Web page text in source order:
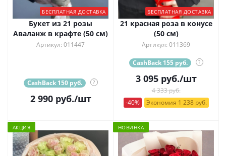
БЕСПЛАТНАЯ ДОСТАВКА
Букет из 21 розы
Аваланж в крафте (50 см)
Артикул: 011447
CashBack 150 руб. ?
2 990руб./шт
БЕСПЛАТНАЯ ДОСТАВКА
21 красная роза в конусе
(50 см)
Артикул: 011369
CashBack 155 руб. ?
3 095руб./шт
4 333 руб.
-40%
Экономия 1 238 руб.
АКЦИЯ НОВИНКА